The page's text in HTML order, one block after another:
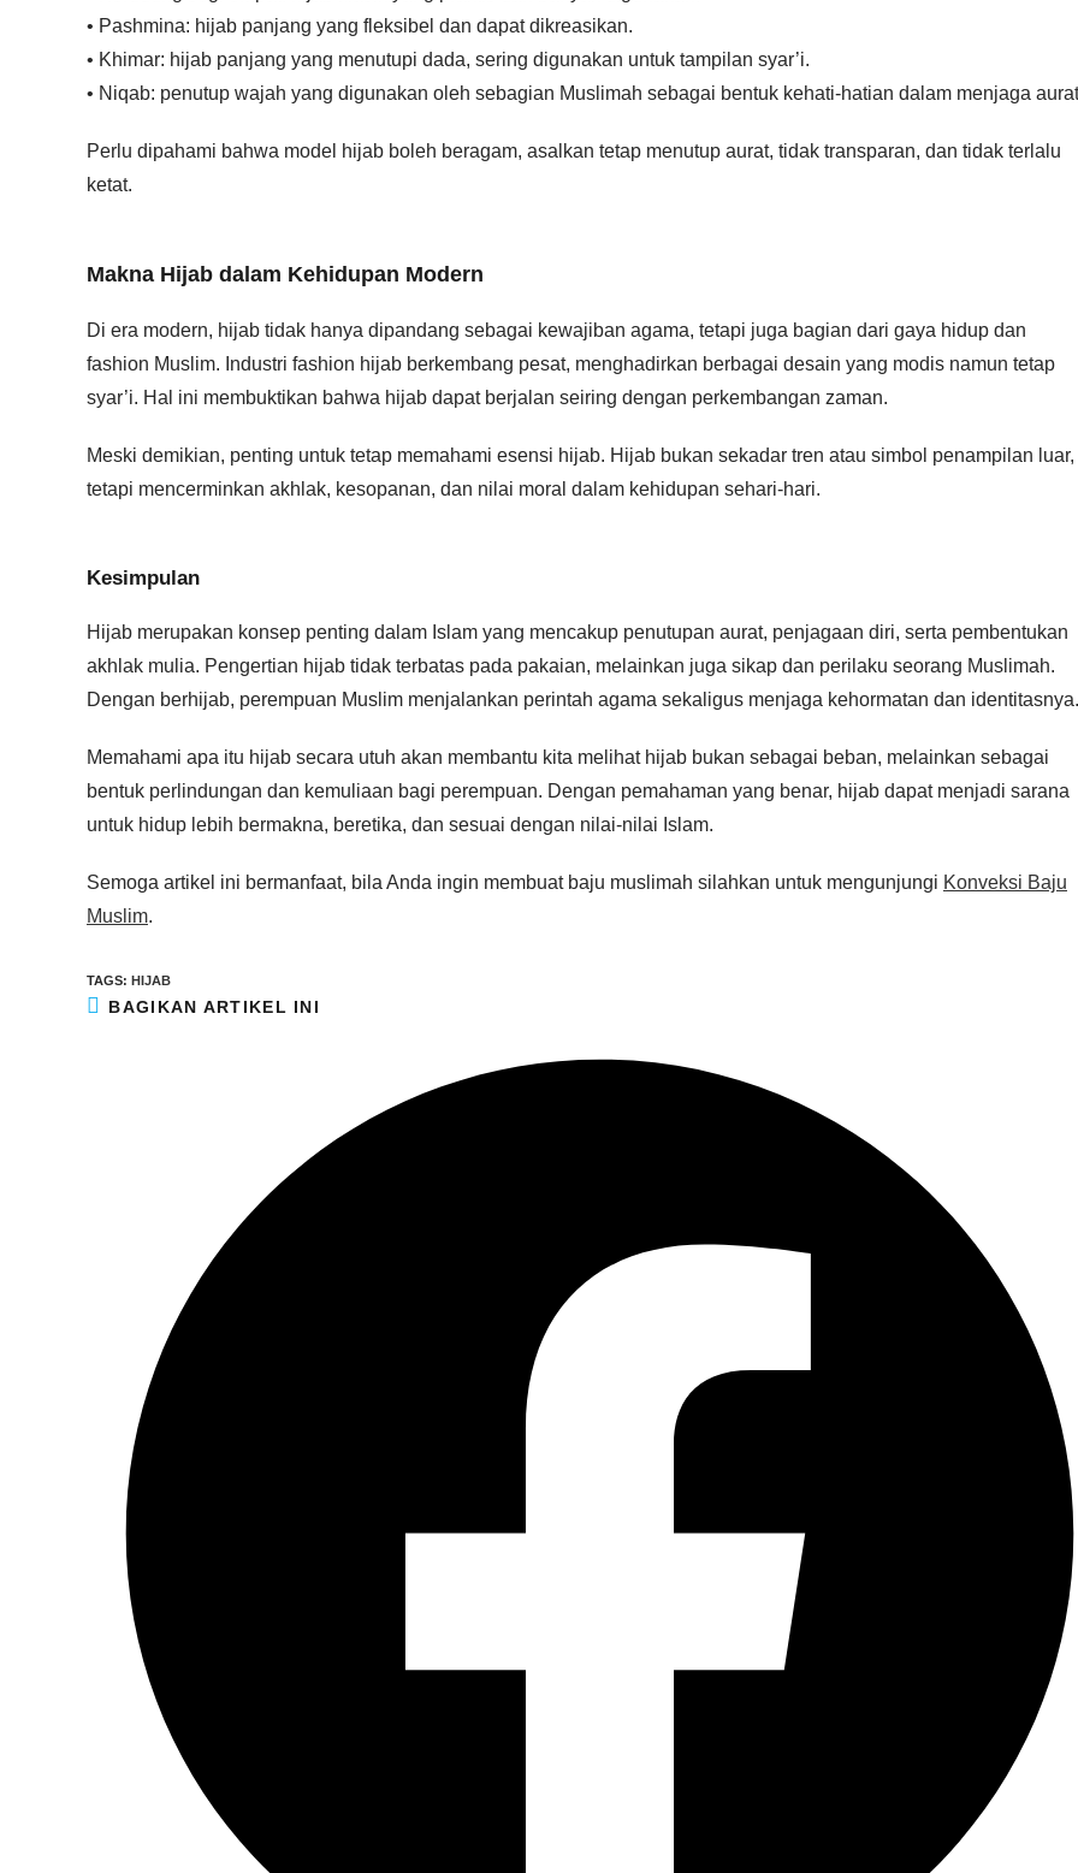
• Pashmina: hijab panjang yang fleksibel dan dapat dikreasikan.
• Khimar: hijab panjang yang menutupi dada, sering digunakan untuk tampilan syar’i.
• Niqab: penutup wajah yang digunakan oleh sebagian Muslimah sebagai bentuk kehati-hatian dalam menjaga
Perlu dipahami bahwa model hijab boleh beragam, asalkan tetap menutup aurat, tidak transparan, dan tidak terlalu
ketat.
Makna Hijab dalam Kehidupan Modern
Di era modern, hijab tidak hanya dipandang sebagai kewajiban agama, tetapi juga bagian dari gaya hidup dan
fashion Muslim. Industri fashion hijab berkembang pesat, menghadirkan berbagai desain yang modis namun tetap
syar’i. Hal ini membuktikan bahwa hijab dapat berjalan seiring dengan perkembangan zaman.
Meski demikian, penting untuk tetap memahami esensi hijab. Hijab bukan sekadar tren atau simbol penampilan luar,
tetapi mencerminkan akhlak, kesopanan, dan nilai moral dalam kehidupan sehari-hari.
Kesimpulan
Hijab merupakan konsep penting dalam Islam yang mencakup penutupan aurat, penjagaan diri, serta pembentukan
akhlak mulia. Pengertian hijab tidak terbatas pada pakaian, melainkan juga sikap dan perilaku seorang Muslimah.
Dengan berhijab, perempuan Muslim menjalankan perintah agama sekaligus menjaga kehormatan dan identitasnya.
Memahami apa itu hijab secara utuh akan membantu kita melihat hijab bukan sebagai beban, melainkan sebagai
bentuk perlindungan dan kemuliaan bagi perempuan. Dengan pemahaman yang benar, hijab dapat menjadi sarana
untuk hidup lebih bermakna, beretika, dan sesuai dengan nilai-nilai Islam.
Semoga artikel ini bermanfaat, bila Anda ingin membuat baju muslimah silahkan untuk mengunjungi Konveksi Baju
Muslim.
TAGS: HIJAB
BAGIKAN ARTIKEL INI